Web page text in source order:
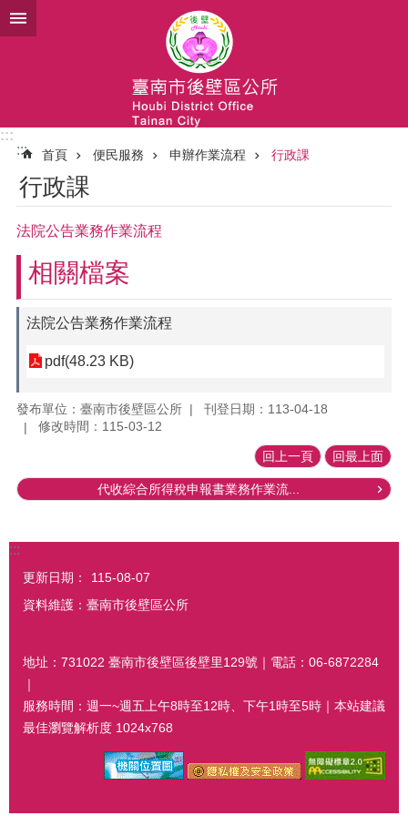
跳到主要內容區塊
:::
:::
首頁 便民服務 申辦作業流程 行政課
行政課
法院公告業務作業流程
相關檔案
法院公告業務作業流程
pdf(48.23 KB)
發布單位：臺南市後壁區公所
刊登日期：113-04-18
修改時間：115-03-12
回上一頁 回最上面
代收綜合所得稅申報書業務作業流...
:::
更新日期：
115-08-07
資料維護：臺南市後壁區公所
地址：731022 臺南市後壁區後壁里129號｜電話：06-6872284
｜
服務時間：週一~週五上午8時至12時、下午1時至5時｜本站建議
最佳瀏覽解析度 1024x768